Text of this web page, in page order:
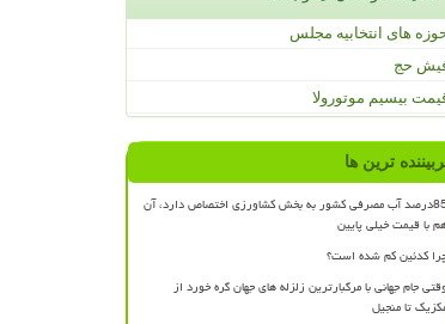
های انتخابیه مجلس
حج
بیسیم موتورولا
ترین ها
85درصد آب مصرفی کشور به بخش کشاورزی اختصاص دارد، آن
با قیمت خیلی پایین
کدئین کم شده است؟
وقتی جام جهانی با مرگبارترین زلزله های جهان گره خورد از
تا منجیل